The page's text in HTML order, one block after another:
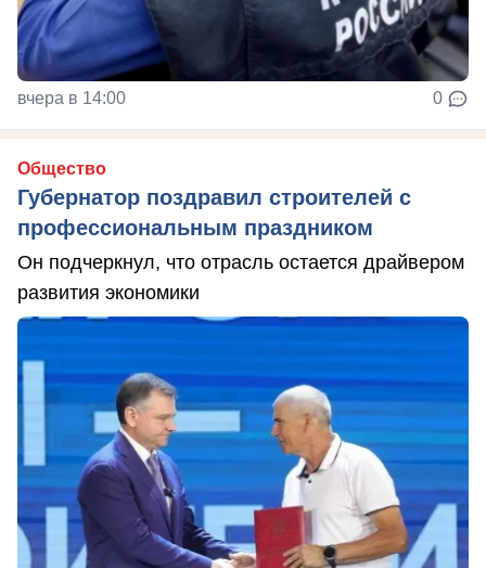
вчера в 14:00 0
Общество
Губернатор поздравил строителей с
профессиональным праздником
Он подчеркнул, что отрасль остается драйвером
развития экономики